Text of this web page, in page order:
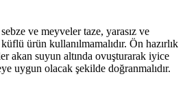
ve meyveler taze, yarasız ve
ürün kullanılmamalıdır. Ön hazırlık
akan suyun altında ovuşturarak iyice
uygun olacak şekilde doğranmalıdır.